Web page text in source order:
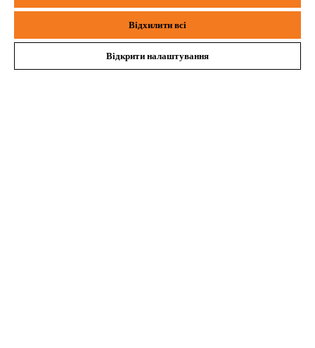
Про компанію STIHL
Відхилити всі
Відкрити налаштування